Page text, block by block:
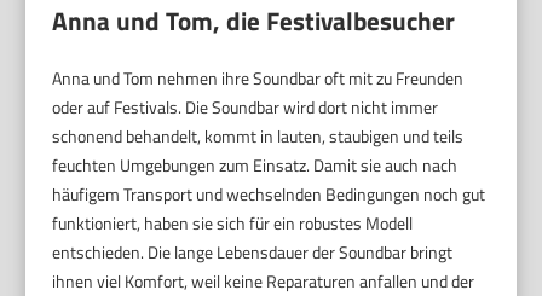
Anna und Tom, die Festivalbesucher
Anna und Tom nehmen ihre Soundbar oft mit zu Freunden
oder auf Festivals. Die Soundbar wird dort nicht immer
schonend behandelt, kommt in lauten, staubigen und teils
feuchten Umgebungen zum Einsatz. Damit sie auch nach
häufigem Transport und wechselnden Bedingungen noch gut
funktioniert, haben sie sich für ein robustes Modell
entschieden. Die lange Lebensdauer der Soundbar bringt
ihnen viel Komfort, weil keine Reparaturen anfallen und der